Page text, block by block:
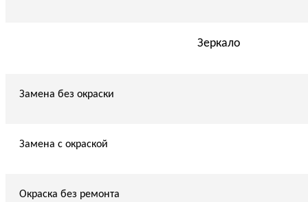
Зеркало
Замена без окраски
Замена с окраской
Окраска без ремонта